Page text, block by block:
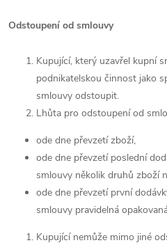
Odstoupení od smlouvy
Kupující, který uzavřel kupní
podnikatelskou činnost jako
smlouvy odstoupit.
Lhůta pro odstoupení od
ode dne převzetí zboží,
ode dne převzetí poslední
smlouvy několik druhů zboží
ode dne převzetí první
smlouvy pravidelná
Kupující nemůže mimo jiné